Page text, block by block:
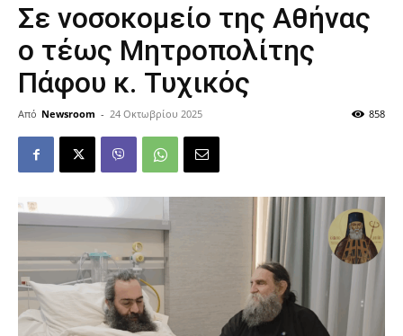
Σε νοσοκομείο της Αθήνας
ο τέως Μητροπολίτης
Πάφου κ. Τυχικός
Από Newsroom - 24 Οκτωβρίου 2025 858